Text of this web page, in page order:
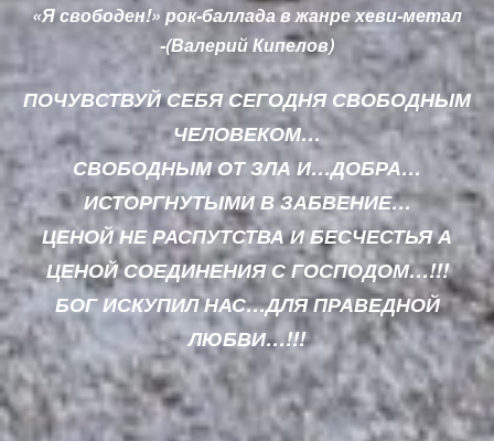
«Я свободен!» рок-баллада в жанре хеви-метал
-(Валерий Кипелов)
ПОЧУВСТВУЙ СЕБЯ СЕГОДНЯ СВОБОДНЫМ
ЧЕЛОВЕКОМ…
СВОБОДНЫМ ОТ ЗЛА И…ДОБРА…
ИСТОРГНУТЫМИ В ЗАБВЕНИЕ…
ЦЕНОЙ НЕ РАСПУТСТВА И БЕСЧЕСТЬЯ А
ЦЕНОЙ СОЕДИНЕНИЯ С ГОСПОДОМ…!!!
БОГ ИСКУПИЛ НАС…ДЛЯ ПРАВЕДНОЙ
ЛЮБВИ…!!!